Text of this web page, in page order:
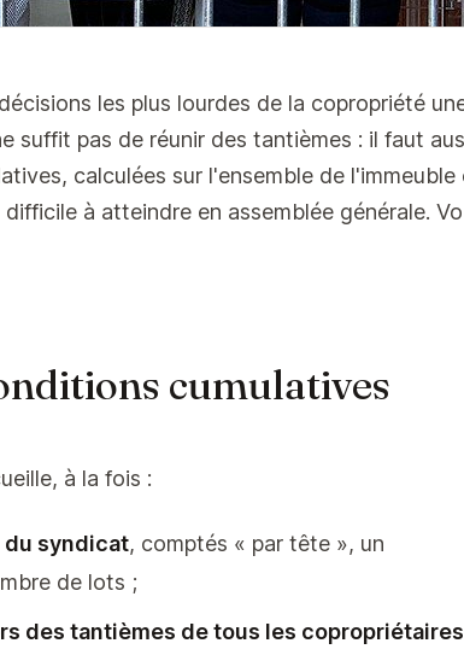
les plus lourdes de la copropriété
suffit pas de réunir des tantièmes : il faut
calculées sur l'ensemble de l'immeuble
à atteindre en assemblée générale.
cumulatives
à la fois :
du syndicat, comptés « par tête », un
de lots ;
des tantièmes de tous les copropriétaires